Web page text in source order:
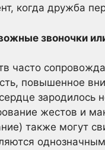
когда дружба
звоночки
часто
повышенное
жестов и
также могут